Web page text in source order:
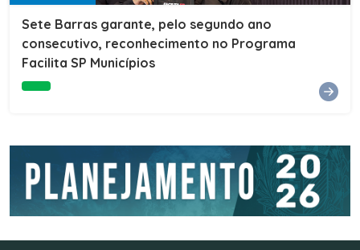
Sete Barras garante, pelo segundo ano
consecutivo, reconhecimento no Programa
Facilita SP Municípios